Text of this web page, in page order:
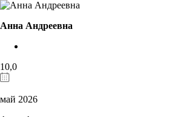
Анна Андреевна
10,0
май 2026